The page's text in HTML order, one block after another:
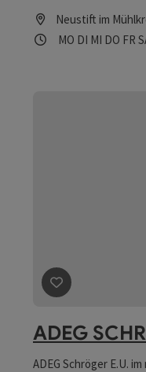
Neustift im
Öffnungszeiten
MO Montag
DI Dienstag
MI DO FR
Beitrag merken
ADEG
ADEG Schröger E.U.